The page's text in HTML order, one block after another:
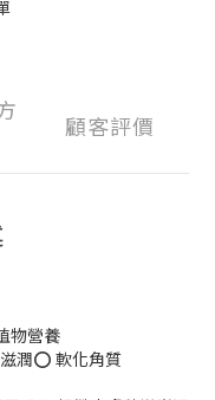
顧客評價
物營養
潤⭕ 軟化角質